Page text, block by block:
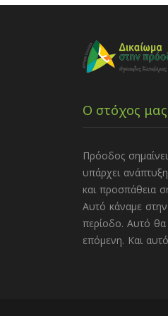
Ο στόχος μας
Πρόοδος σημαίνει
υπάρχει
και προσπάθεια
Αυτό κάναμε
περίοδο. Αυτό θα
επόμενη. Και αυτό